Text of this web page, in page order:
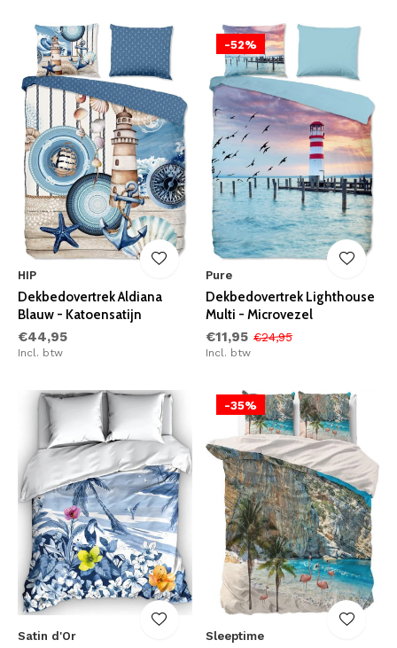
HIP
Dekbedovertrek Aldiana
Blauw - Katoensatijn
€44,95
Incl. btw
-52%
Pure
Dekbedovertrek Lighthouse
Multi - Microvezel
€11,95 €24,95
Incl. btw
Satin d'Or
-35%
Sleeptime